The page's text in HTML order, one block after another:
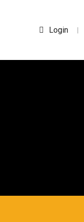
Login |